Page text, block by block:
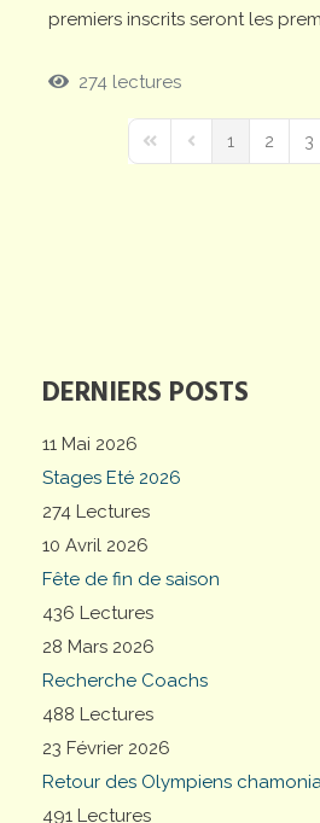
DERNIERS POSTS
11 Mai 2026
Stages Eté 2026
274 Lectures
10 Avril 2026
Fête de fin de saison
436 Lectures
28 Mars 2026
Recherche Coachs
488 Lectures
23 Février 2026
Retour des Olympiens
491 Lectures
premiers inscrits seront les
274 lectures
First PagePrevious Page
1 2 3